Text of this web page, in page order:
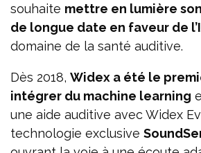
souhaite mettre en lumière
de longue date en faveur de
domaine de la santé auditive.
Dès 2018, Widex a été le
intégrer du machine learning
une aide auditive avec Widex
technologie exclusive